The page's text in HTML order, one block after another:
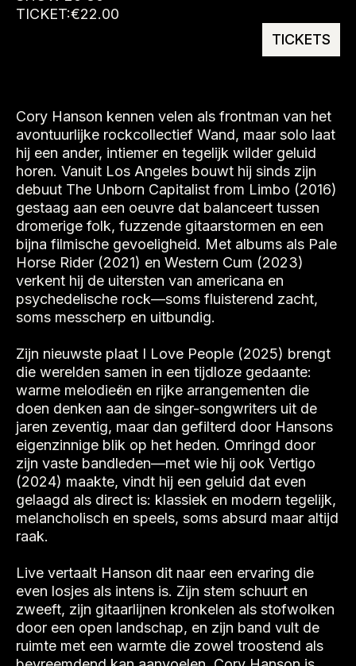
TICKET:€22.00
TICKETS
Cory Hanson kennen velen als frontman van het
avontuurlijke rockcollectief Wand, maar solo laat
hij een ander, intiemer en tegelijk wilder geluid
horen. Vanuit Los Angeles bouwt hij sinds zijn
debuut The Unborn Capitalist from Limbo (2016)
gestaag aan een oeuvre dat balanceert tussen
dromerige folk, fuzzende gitaarstormen en een
bijna filmische gevoeligheid. Met albums als Pale
Horse Rider (2021) en Western Cum (2023)
verkent hij de uitersten van americana en
psychedelische rock—soms fluisterend zacht,
soms messcherp en uitbundig.
Zijn nieuwste plaat I Love People (2025) brengt
die werelden samen in een tijdloze gedaante:
warme melodieën en rijke arrangementen die
doen denken aan de singer-songwriters uit de
jaren zeventig, maar dan gefilterd door Hansons
eigenzinnige blik op het heden. Omringd door
zijn vaste bandleden—met wie hij ook Vertigo
(2024) maakte, vindt hij een geluid dat even
gelaagd als direct is: klassiek en modern tegelijk,
melancholisch en speels, soms absurd maar altijd
raak.
Live vertaalt Hanson dit naar een ervaring die
even losjes als intens is. Zijn stem schuurt en
zweeft, zijn gitaarlijnen kronkelen als stofwolken
door een open landschap, en zijn band vult de
ruimte met een warmte die zowel troostend als